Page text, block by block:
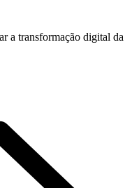
a transformação digital da